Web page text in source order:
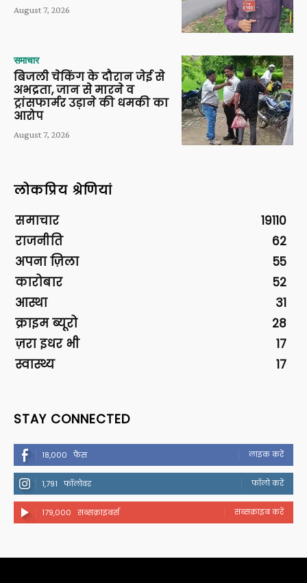
August 7, 2026
समाचार
बिजली चेकिंग के दौरान जेई से
अभद्रता, जान से मारने व
ट्रांसफार्मर उड़ाने की धमकी का
आरोप
August 7, 2026
लोकप्रिय श्रेणियां
समाचार
19110
राजनीति
62
अपना ज़िला
55
कारोबार
52
आस्था
31
क्राइम ब्यूरो
28
ज़रा इधर भी
17
स्वास्थ्य
17
STAY CONNECTED
18,000 फैंस लाइक करें
1,791 फॉलोवर फॉलो करें
179,000 सब्सक्राइबर्स सब्सक्राइब करें